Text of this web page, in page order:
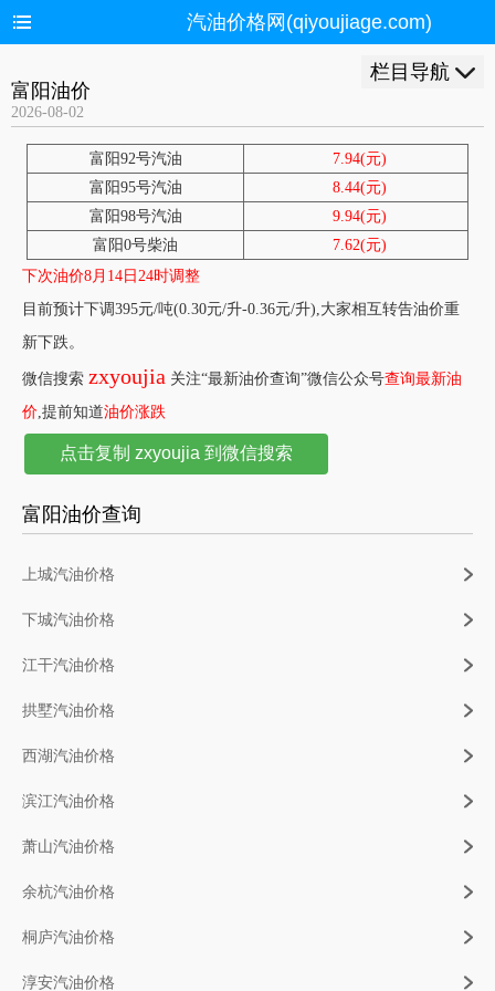
汽油价格网(qiyoujiage.com)
栏目导航
富阳油价
2026-08-02
富阳92号汽油
7.94(元)
富阳95号汽油
8.44(元)
富阳98号汽油
9.94(元)
富阳0号柴油
7.62(元)
下次油价8月14日24时调整
目前预计下调395元/吨(0.30元/升-0.36元/升),大家相互转告油价重
新下跌。
微信搜索 zxyoujia 关注“最新油价查询”微信公众号查询最新油
价,提前知道油价涨跌
点击复制 zxyoujia 到微信搜索
富阳油价查询
上城汽油价格
下城汽油价格
江干汽油价格
拱墅汽油价格
西湖汽油价格
滨江汽油价格
萧山汽油价格
余杭汽油价格
桐庐汽油价格
淳安汽油价格